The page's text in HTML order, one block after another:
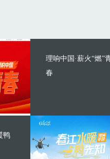
理响中国·薪火“燃”
春
鸭